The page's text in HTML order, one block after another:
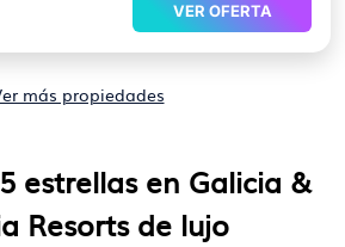
VER OFERTA
más propiedades
estrellas en Galicia &
Resorts de lujo